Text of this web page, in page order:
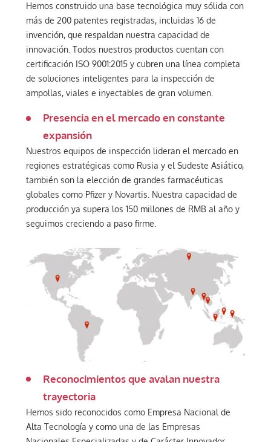
Hemos construido una base tecnológica muy sólida con
más de 200 patentes registradas, incluidas 16 de
invención, que respaldan nuestra capacidad de
innovación. Todos nuestros productos cuentan con
certificación ISO 9001:2015 y cubren una línea completa
de soluciones inteligentes para la inspección de
ampollas, viales e inyectables de gran volumen.
Presencia en el mercado en constante
expansión
Nuestros equipos de inspección lideran el mercado en
regiones estratégicas como Rusia y el Sudeste Asiático,
también son la elección de grandes farmacéuticas
globales como Pfizer y Novartis. Nuestra capacidad de
producción ya supera los 150 millones de RMB al año y
seguimos creciendo a paso firme.
Reconocimientos que avalan nuestra
trayectoria
Hemos sido reconocidos como Empresa Nacional de
Alta Tecnología y como una de las Empresas